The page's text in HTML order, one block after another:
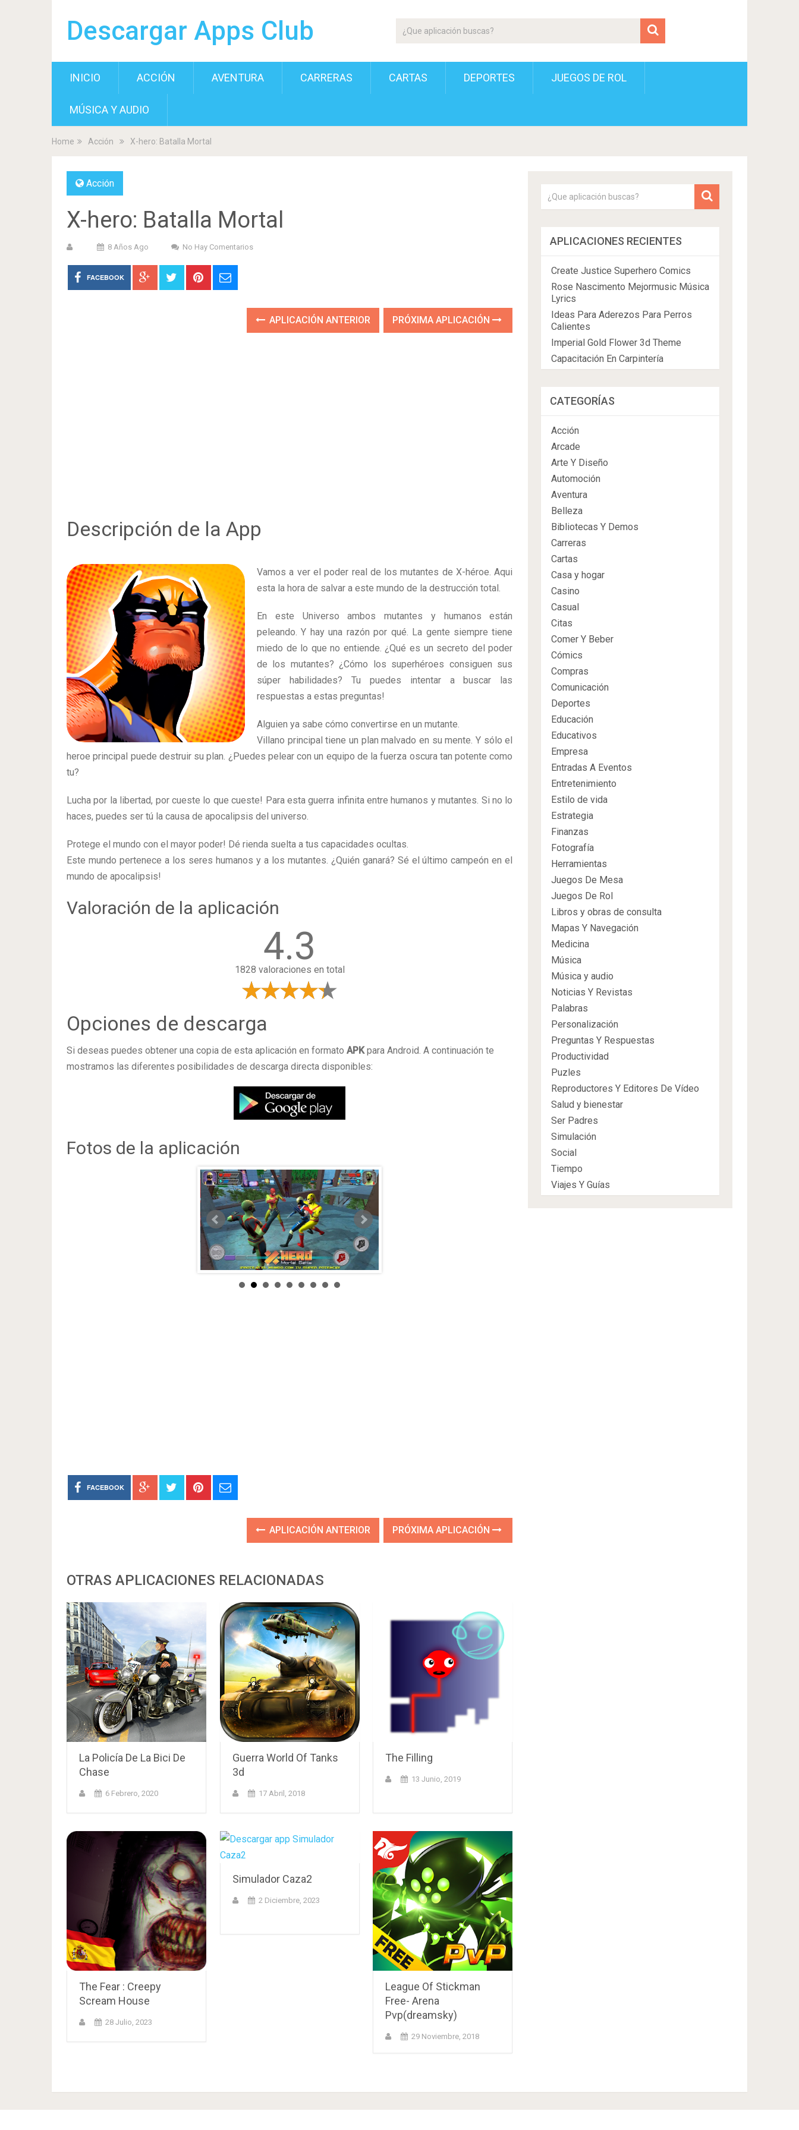
Descargar Apps Club
INICIO ACCIÓN AVENTURA CARRERAS CARTAS DEPORTES JUEGOS DE ROL
MÚSICA Y AUDIO
Home Acción X-hero: Batalla Mortal
Acción
X-hero: Batalla Mortal
8 Años Ago No Hay Comentarios
FACEBOOK
APLICACIÓN ANTERIOR PRÓXIMA APLICACIÓN
Descripción de la App
Vamos a ver el poder real de los mutantes de X-héroe. Aqui
esta la hora de salvar a este mundo de la destrucción total.
En este Universo ambos mutantes y humanos están
peleando. Y hay una razón por qué. La gente siempre tiene
miedo de lo que no entiende. ¿Qué es un secreto del poder
de los mutantes? ¿Cómo los superhéroes consiguen sus
súper habilidades? Tu puedes intentar a buscar las
respuestas a estas preguntas!
Alguien ya sabe cómo convertirse en un mutante.
Villano principal tiene un plan malvado en su mente. Y sólo el
heroe principal puede destruir su plan. ¿Puedes pelear con un equipo de la fuerza oscura tan potente como
tu?
Lucha por la libertad, por cueste lo que cueste! Para esta guerra infinita entre humanos y mutantes. Si no lo
haces, puedes ser tú la causa de apocalipsis del universo.
Protege el mundo con el mayor poder! Dé rienda suelta a tus capacidades ocultas.
Este mundo pertenece a los seres humanos y a los mutantes. ¿Quién ganará? Sé el último campeón en el
mundo de apocalipsis!
Valoración de la aplicación
4.3
1828 valoraciones en total
Opciones de descarga
Si deseas puedes obtener una copia de esta aplicación en formato APKpara Android. A continuación te
mostramos las diferentes posibilidades de descarga directa disponibles:
Fotos de la aplicación
FACEBOOK
APLICACIÓN ANTERIOR PRÓXIMA APLICACIÓN
OTRAS APLICACIONES RELACIONADAS
La Policía De La Bici De
Chase
6 Febrero, 2020
Guerra World Of Tanks
3d
17 Abril, 2018
The Filling
13 Junio, 2019
The Fear : Creepy
Scream House
28 Julio, 2023
Simulador Caza2
2 Diciembre, 2023
League Of Stickman
Free- Arena
Pvp(dreamsky)
29 Noviembre, 2018
APLICACIONES RECIENTES
Create Justice Superhero Comics
Rose Nascimento Mejormusic Música
Lyrics
Ideas Para Aderezos Para Perros
Calientes
Imperial Gold Flower 3d Theme
Capacitación En Carpintería
CATEGORÍAS
Acción
Arcade
Arte Y Diseño
Automoción
Aventura
Belleza
Bibliotecas Y Demos
Carreras
Cartas
Casa y hogar
Casino
Casual
Citas
Comer Y Beber
Cómics
Compras
Comunicación
Deportes
Educación
Educativos
Empresa
Entradas A Eventos
Entretenimiento
Estilo de vida
Estrategia
Finanzas
Fotografía
Herramientas
Juegos De Mesa
Juegos De Rol
Libros y obras de consulta
Mapas Y Navegación
Medicina
Música
Música y audio
Noticias Y Revistas
Palabras
Personalización
Preguntas Y Respuestas
Productividad
Puzles
Reproductores Y Editores De Vídeo
Salud y bienestar
Ser Padres
Simulación
Social
Tiempo
Viajes Y Guías